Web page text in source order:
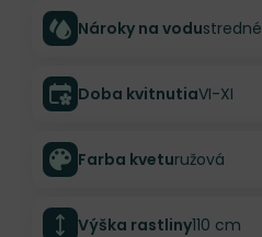
Nároky na vodustredné
Doba kvitnutiaVI-XI
Farba kveturužová
Výška rastliny110 cm